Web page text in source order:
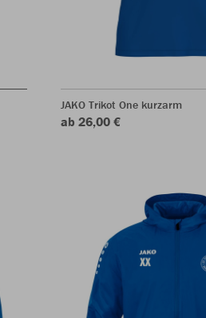
JAKO Trikot One kurzarm
ab 26,00 €